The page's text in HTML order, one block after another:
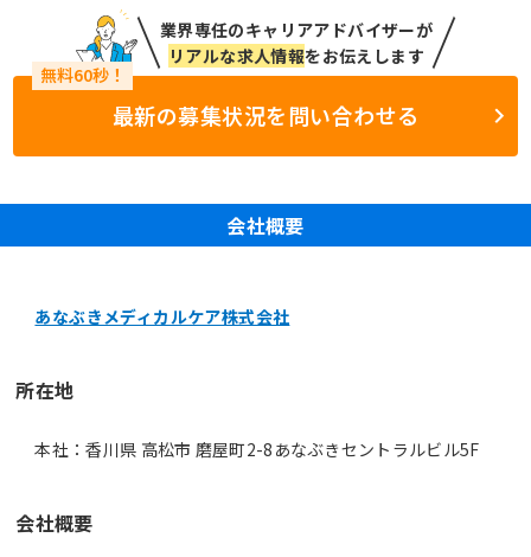
業界専任のキャリアアドバイザーが
リアルな求人情報をお伝えします
最新の募集状況を問い合わせる
会社概要
あなぶきメディカルケア株式会社
所在地
本社：香川県 高松市 磨屋町2-8あなぶきセントラルビル5F
会社概要